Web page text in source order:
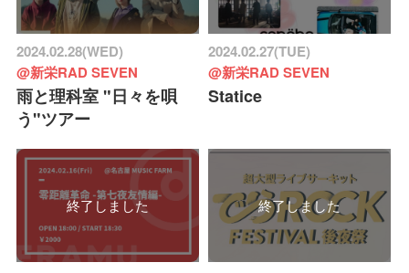
2024.02.28(WED)
@新栄RAD SEVEN
雨と理科室 "日々を唄
う"ツアー
2024.02.27(TUE)
@新栄RAD SEVEN
Statice
終了しました 終了しました